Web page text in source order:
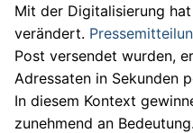
Mit der Digitalisierung
verändert.
Post versendet wurden,
Adressaten in Sekunden
In diesem Kontext
zunehmend an